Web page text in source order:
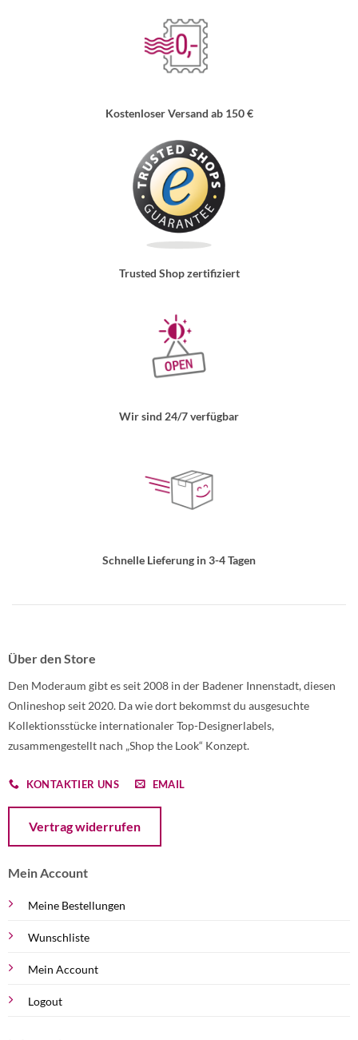
Kostenloser Versand ab 150 €
Trusted Shop zertifiziert
Wir sind 24/7 verfügbar
Schnelle Lieferung in 3-4 Tagen
Über den Store
Den Moderaum gibt es seit 2008 in der Badener Innenstadt, diesen
Onlineshop seit 2020. Da wie dort bekommst du ausgesuchte
Kollektionsstücke internationaler Top-Designerlabels,
zusammengestellt nach „Shop the Look“ Konzept.
KONTAKTIER UNS EMAIL
Vertrag widerrufen
Mein Account
Meine Bestellungen
Wunschliste
Mein Account
Logout